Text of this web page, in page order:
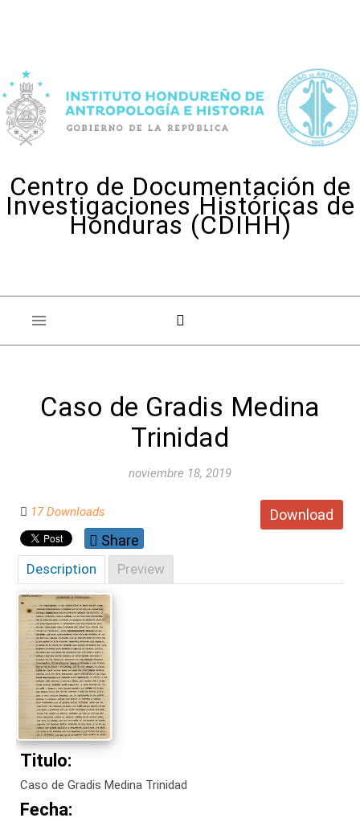
Centro de Documentación de
Investigaciones Históricas de
Honduras (CDIHH)
Caso de Gradis Medina
Trinidad
noviembre 18, 2019
Download
17 Downloads
Share
Description Preview
Titulo:
Caso de Gradis Medina Trinidad
Fecha: